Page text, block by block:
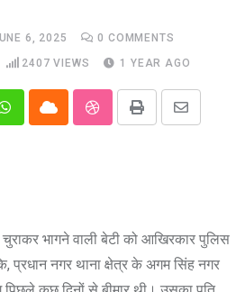
6, 2025 0 COMMENTS
2407 VIEWS 1 YEAR AGO
WhatsappCloud StumbleUpon
Print
Share
चुराकर भागने वाली बेटी को आखिरकार पुलिस
प्रधान नगर थाना क्षेत्र के अगम सिंह नगर